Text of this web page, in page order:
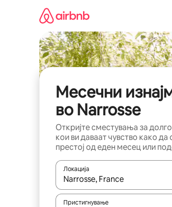
Месечни
во Narrosse
Откријте сместувања за
кои ви даваат чувство како да
престој од еден месец или
Локација
Кога резултатите се достапни,
Пристигнување